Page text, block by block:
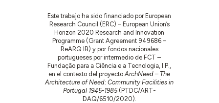
Este trabajo ha sido financiado por European
Research Council (ERC) – European Union’s
Horizon 2020 Research and Innovation
Programme (Grant Agreement 949686 –
ReARQ.IB) y por fondos nacionales
portugueses por intermedio de FCT –
Fundação para a Ciência e a Tecnologia, I.P.,
en el contexto del proyectoArchNeed – The
Architecture of Need: Community Facilities in
Portugal 1945-1985(PTDC/ART-
DAQ/6510/2020).